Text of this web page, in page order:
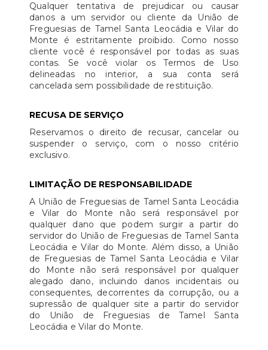
Qualquer tentativa de prejudicar ou causar
danos a um servidor ou cliente da União de
Freguesias de Tamel Santa Leocádia e Vilar do
Monte é estritamente proibido. Como nosso
cliente você é responsável por todas as suas
contas. Se você violar os Termos de Uso
delineadas no interior, a sua conta será
cancelada sem possibilidade de restituição.
RECUSA DE SERVIÇO
Reservamos o direito de recusar, cancelar ou
suspender o serviço, com o nosso critério
exclusivo.
LIMITAÇÃO DE RESPONSABILIDADE
A União de Freguesias de Tamel Santa Leocádia
e Vilar do Monte não será responsável por
qualquer dano que podem surgir a partir do
servidor do União de Freguesias de Tamel Santa
Leocádia e Vilar do Monte. Além disso, a União
de Freguesias de Tamel Santa Leocádia e Vilar
do Monte não será responsável por qualquer
alegado dano, incluindo danos incidentais ou
consequentes, decorrentes da corrupção, ou a
supressão de qualquer site a partir do servidor
do União de Freguesias de Tamel Santa
Leocádia e Vilar do Monte.